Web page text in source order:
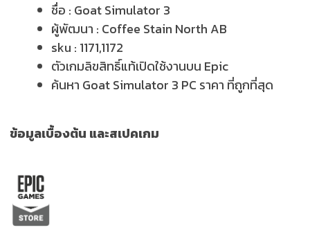
ชื่อ : Goat Simulator 3
ผู้พัฒนา : Coffee Stain North AB
sku : 1171,1172
ตัวเกมลิขสิทธิ์แท้เปิดใช้งานบน Epic
ค้นหา Goat Simulator 3 PC ราคา ที่ถูกที่สุด
ข้อมูลเบื้องต้น และสเปคเกม